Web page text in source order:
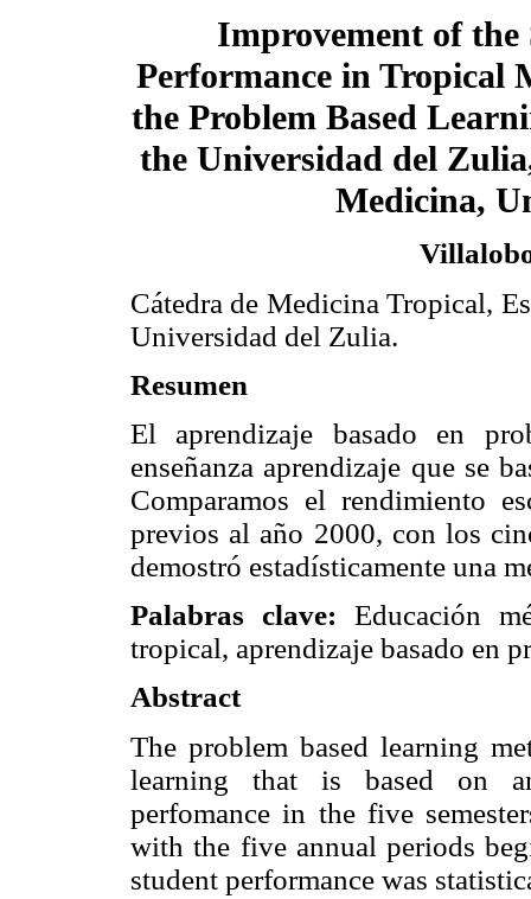
Improvement of the
Performance in Tropical
the Problem Based
the Universidad del
Medicina,
Cátedra de Medicina Tropical,
Universidad del Zulia.
Resumen
El aprendizaje basado en
enseñanza aprendizaje que se
Comparamos el rendimiento
previos al año 2000, con los
demostró estadísticamente una
Palabras clave:
Educación
tropical, aprendizaje basado en
Abstract
The problem based learning
learning that is based on
perfomance in the five
with the five annual periods
student performance was